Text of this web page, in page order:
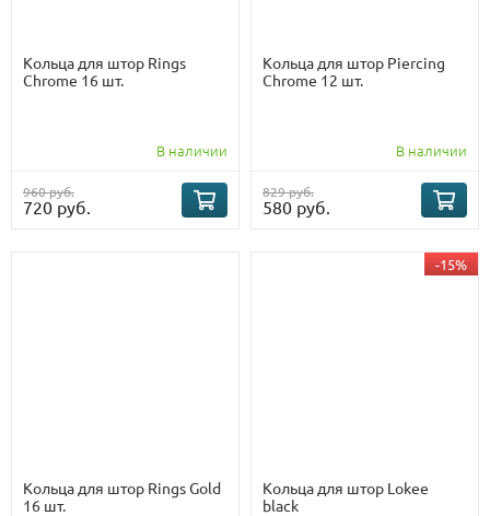
Кольца для штор Rings
Chrome 16 шт.
В наличии
960 руб.
720 руб.
Кольца для штор Piercing
Chrome 12 шт.
В наличии
829 руб.
580 руб.
Кольца для штор Rings Gold
16 шт.
-15%
Кольца для штор Lokee
black